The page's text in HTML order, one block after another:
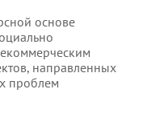
основе
направленных
проблем